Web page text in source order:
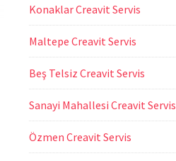
Konaklar Creavit Servis
Maltepe Creavit Servis
Beş Telsiz Creavit Servis
Sanayi Mahallesi Creavit Servis
Özmen Creavit Servis